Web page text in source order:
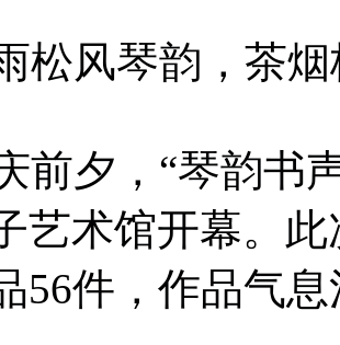
风琴韵，茶烟
夕，“琴韵书
艺术馆开幕。
56件，作品气